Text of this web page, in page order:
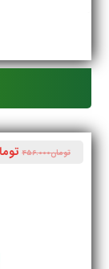
تومان456.000